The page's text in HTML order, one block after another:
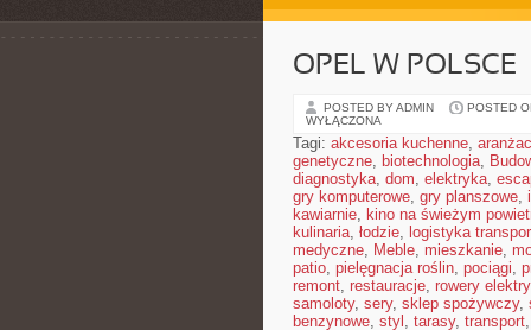
OPEL W POLSCE
POSTED BY ADMIN POSTED
WYŁĄCZONA
Tagi: akcesoria kuchenne,
genetyczne, biotechnologia,
diagnostyka, dom, elektryka,
gry komputerowe, gry planszowe,
kawiarnie, kino na świeżym
kulinaria, łodzie, logistyka
medyczne, Meble, mieszkanie,
patio, pielęgnacja roślin, pociągi,
remont, restauracje, rowery
samoloty, sery, sklep spożywczy,
benzynowe, styl , tarasy, transport,